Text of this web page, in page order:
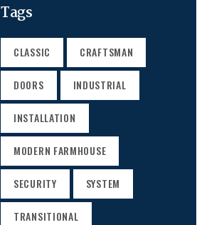
Tags
CLASSIC CRAFTSMAN
DOORS INDUSTRIAL
INSTALLATION
MODERN FARMHOUSE
SECURITY SYSTEM
TRANSITIONAL